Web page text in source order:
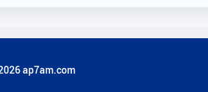
ap7am.com